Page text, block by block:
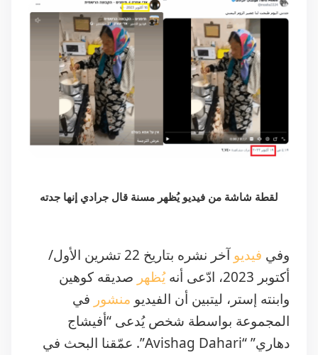
لقطة شاشة من فيديو يُظهر مسنة قال جرادي إنها جدته
وفي فيديو
آخر نشره بتاريخ 22 تشرين الأول/
أكتوبر 2023، ادّعى أنه
يُظهر صديقه كوهين
وابنته إستر، ليتبين أن الفيديو منشور في
المجموعة بواسطة شخص يُدعى “أفيشاج
دهاري” “Avishag Dahari”. عمّقنا البحث في